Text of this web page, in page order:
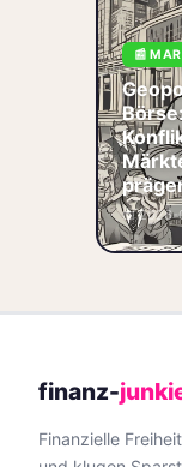
📰
📅 2026-
finanz-
Finanzielle